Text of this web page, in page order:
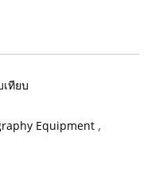
เทียบ
Equipment ,